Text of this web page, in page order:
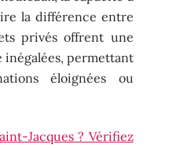
la différence entre
privés offrent une
permettant
éloignées ou
Jacques ? Vérifiez